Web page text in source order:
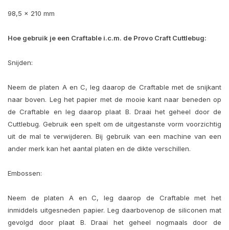
98,5 x 210 mm
Hoe gebruik je een Craftable i.c.m. de Provo Craft Cuttlebug:
Snijden:
Neem de platen A en C, leg daarop de Craftable met de snijkant
naar boven. Leg het papier met de mooie kant naar beneden op
de Craftable en leg daarop plaat B. Draai het geheel door de
Cuttlebug. Gebruik een spelt om de uitgestanste vorm voorzichtig
uit de mal te verwijderen. Bij gebruik van een machine van een
ander merk kan het aantal platen en de dikte verschillen.
Embossen:
Neem de platen A en C, leg daarop de Craftable met het
inmiddels uitgesneden papier. Leg daarbovenop de siliconen mat
gevolgd door plaat B. Draai het geheel nogmaals door de